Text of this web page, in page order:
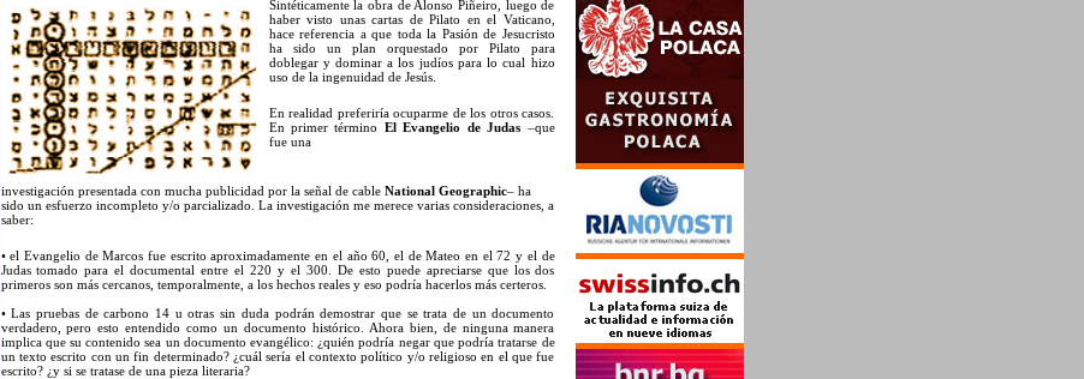
Sintéticamente la obra de Alonso Piñeiro, luego de
haber visto unas cartas de Pilato en el Vaticano,
hace referencia a que toda la Pasión de Jesucristo
ha sido un plan orquestado por Pilato para
doblegar y dominar a los judíos para lo cual hizo
uso de la ingenuidad de Jesús.
En realidad preferiría ocuparme de los otros casos.
En primer término El Evangelio de Judas –que
fue una
investigación presentada con mucha publicidad por la señal de cable National Geographic– ha
sido un esfuerzo incompleto y/o parcializado. La investigación me merece varias consideraciones, a
saber:
• el Evangelio de Marcos fue escrito aproximadamente en el año 60, el de Mateo en el 72 y el de
Judas tomado para el documental entre el 220 y el 300. De esto puede apreciarse que los dos
primeros son más cercanos, temporalmente, a los hechos reales y eso podría hacerlos más certeros.
• Las pruebas de carbono 14 u otras sin duda podrán demostrar que se trata de un documento
verdadero, pero esto entendido como un documento histórico. Ahora bien, de ninguna manera
implica que su contenido sea un documento evangélico: ¿quién podría negar que podría tratarse de
un texto escrito con un fin determinado? ¿cuál sería el contexto político y/o religioso en el que fue
escrito? ¿y si se tratase de una pieza literaria?